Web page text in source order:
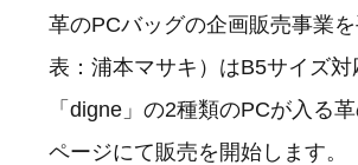
革のPCバッグの企画販売事業
表：浦本マサキ）はB5サイズ
「digne」の2種類のPCが入る
ページにて販売を開始します。